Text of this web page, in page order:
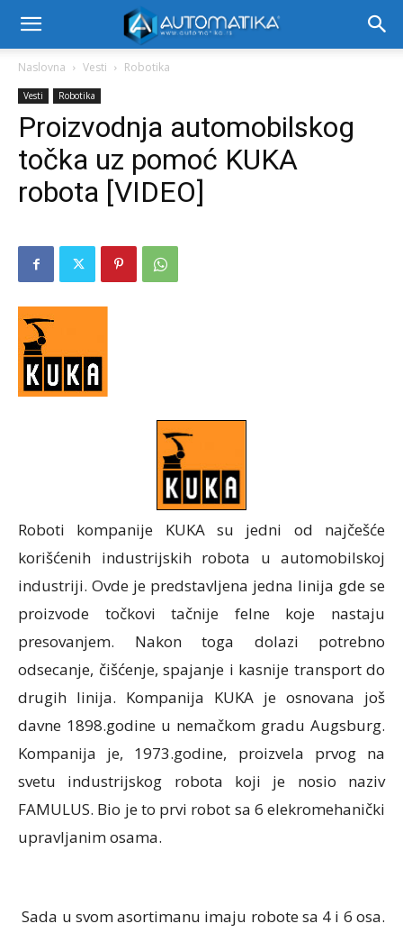
Naslovna Vesti Robotika
Vesti Robotika
Proizvodnja automobilskog
točka uz pomoć KUKA
robota [VIDEO]
Roboti kompanije KUKA su jedni od najčešće
korišćenih industrijskih robota u automobilskoj
industriji. Ovde je predstavljena jedna linija gde se
proizvode točkovi tačnije felne koje nastaju
presovanjem. Nakon toga dolazi potrebno
odsecanje, čišćenje, spajanje i kasnije transport do
drugih linija. Kompanija KUKA je osnovana još
davne 1898.godine u nemačkom gradu Augsburg.
Kompanija je, 1973.godine, proizvela prvog na
svetu industrijskog robota koji je nosio naziv
FAMULUS. Bio je to prvi robot sa 6 elekromehanički
upravljanim osama.
Sada u svom asortimanu imaju robote sa 4 i 6 osa.